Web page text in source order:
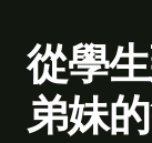
從學
弟妹